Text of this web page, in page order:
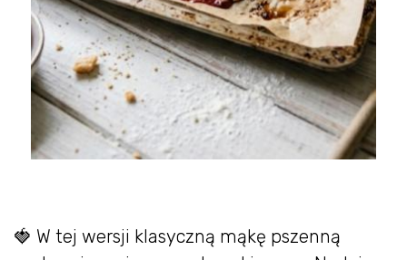
🍓 W tej wersji klasyczną mąkę pszenną